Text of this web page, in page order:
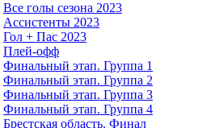
Все голы сезона 2023
Ассистенты 2023
Гол + Пас 2023
Плей-офф
Финальный этап. Группа 1
Финальный этап. Группа 2
Финальный этап. Группа 3
Финальный этап. Группа 4
Брестская область. Финал